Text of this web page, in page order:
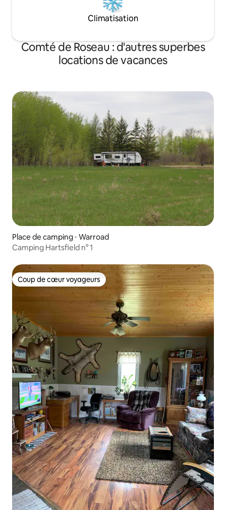
Climatisation
Comté de Roseau : d'autres superbes
locations de vacances
Place de camping ⋅ Warroad
Camping Hartsfield n° 1
Coup de cœur voyageurs
Coup de cœur voyageurs